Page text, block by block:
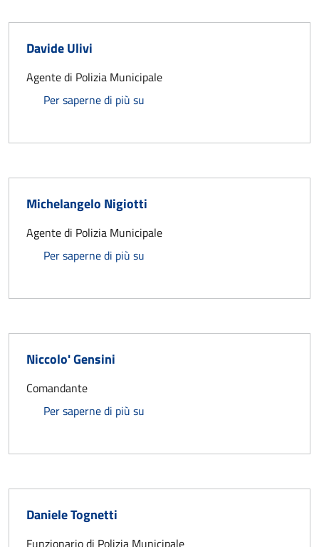
Davide Ulivi
Agente di Polizia Municipale
Per saperne di più su
Michelangelo Nigiotti
Agente di Polizia Municipale
Per saperne di più su
Niccolo' Gensini
Comandante
Per saperne di più su
Daniele Tognetti
Funzionario di Polizia Municipale